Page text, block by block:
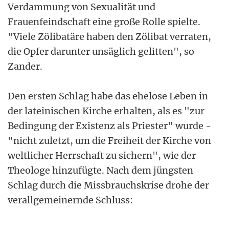
Verdammung von Sexualität und
Frauenfeindschaft eine große Rolle spielte.
"Viele Zölibatäre haben den Zölibat verraten,
die Opfer darunter unsäglich gelitten", so
Zander.
Den ersten Schlag habe das ehelose Leben in
der lateinischen Kirche erhalten, als es "zur
Bedingung der Existenz als Priester" wurde -
"nicht zuletzt, um die Freiheit der Kirche von
weltlicher Herrschaft zu sichern", wie der
Theologe hinzufügte. Nach dem jüngsten
Schlag durch die Missbrauchskrise drohe der
verallgemeinernde Schluss: